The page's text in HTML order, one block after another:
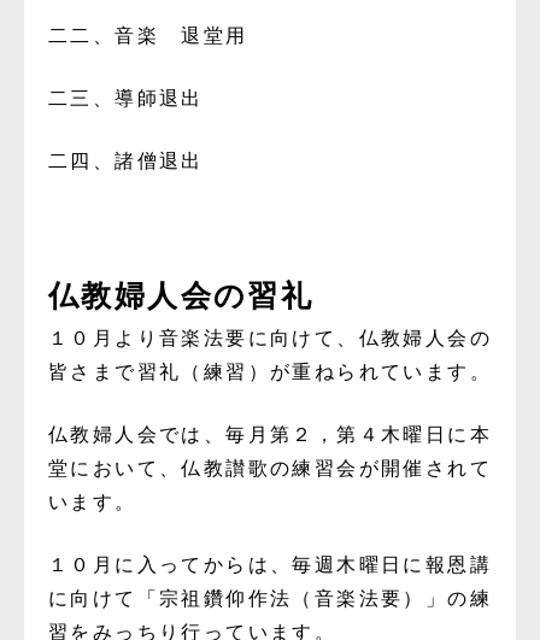
二二、音楽 退堂用
二三、導師退出
二四、諸僧退出
仏教婦人会の習礼
１０月より音楽法要に向けて、仏教婦人会の
皆さまで習礼（練習）が重ねられています。
仏教婦人会では、毎月第２，第４木曜日に本
堂において、仏教讃歌の練習会が開催されて
います。
１０月に入ってからは、毎週木曜日に報恩講
に向けて「宗祖鑽仰作法（音楽法要）」の練
習をみっちり行っています。